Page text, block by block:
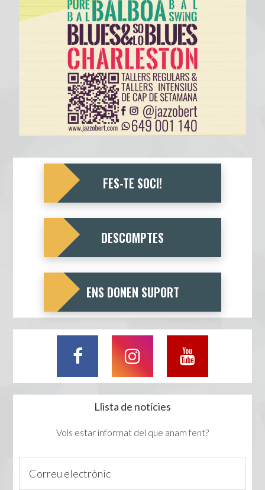
FES-TE SOCI!
DESCOMPTES
ENS DONEN SUPORT
Llista de notícies
Vols estar informat del que anam fent?